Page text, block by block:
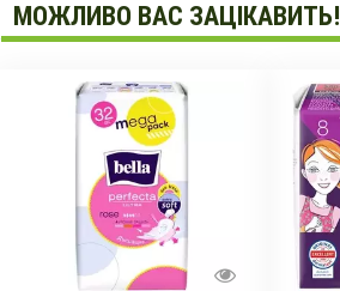
МОЖЛИВО ВАС ЗАЦІКАВИТЬ!